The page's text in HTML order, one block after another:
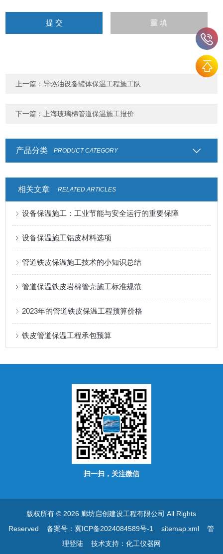
上一篇：导热油设备罐体保温工程施工队
下一篇： 上海玻璃棉管道保温施工报价
产品分类 PRODUCT CATEGORY
相关文章 RELATED ARTICLES
设备保温施工：工业节能与安全运行的重要保障
设备保温施工铝皮材料选项
管道铁皮保温施工技术的小知识总结
管道保温铁皮岩棉管壳施工标准规范
2023年的管道铁皮保温工程预算价格
铁皮管道保温工程承包预算
扫一扫，关注微信
版权所有 © 2026 廊坊启创建设工程有限公司 All Rights
Reserved备案号：冀ICP备2024084589号-1 sitemap.xml
管
理登陆技术支持： 化工仪器网